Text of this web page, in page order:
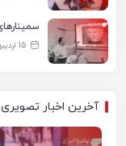
15 اردیبهشت 1404 - ۱۸:۵۳
آخرین اخبار تصویری